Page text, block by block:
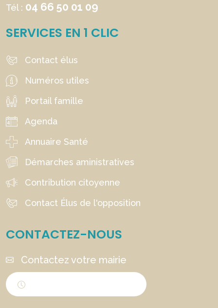
Tél : 04 66 50 01 09
SERVICES EN 1 CLIC
Contact élus
Numéros utiles
Portail famille
Agenda
Annuaire Santé
Démarches aministratives
Contribution citoyenne
Contact Élus de l'opposition
CONTACTEZ-NOUS
Contactez votre mairie